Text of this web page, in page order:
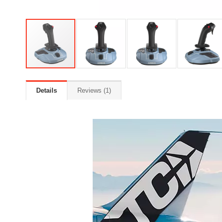
Details Reviews 1